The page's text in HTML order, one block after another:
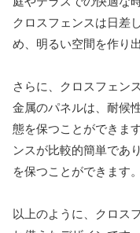
クロスフェンスは日差
め、明るい空間を作り
さらに、クロスフェン
金属のパネルは、耐候
態を保つことができま
ンスが比較的簡単であ
を保つことができます。
以上のように、クロス